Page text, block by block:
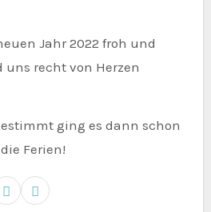
Jahr 2022 froh und
recht von Herzen
ging es dann schon
Ferien!